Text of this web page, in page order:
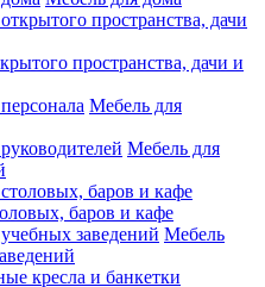
пространства, дачи и
Мебель для
Мебель для
баров и кафе
Мебель